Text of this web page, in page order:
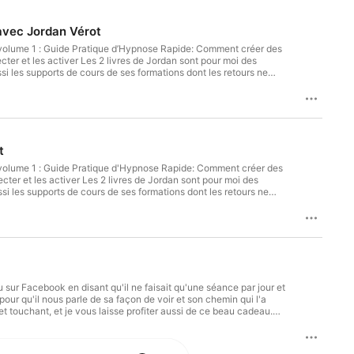
Jordan Vérot
1 : Guide Pratique d’Hypnose Rapide: Comment créer des
les supports de cours de ses formations dont les retours ne
1 : Guide Pratique d'Hypnose Rapide: Comment créer des
les supports de cours de ses formations dont les retours ne
Facebook en disant qu'il ne faisait qu'une séance par jour et
qu'il nous parle de sa façon de voir et son chemin qui l'a
touchant, et je vous laisse profiter aussi de ce beau cadeau.
Travailler sur les Structures Emotionnelles, sur laquelle je